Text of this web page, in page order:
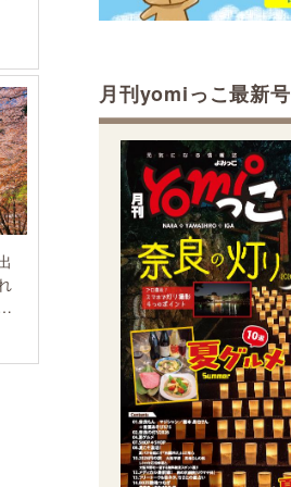
月刊yomiっこ最新号